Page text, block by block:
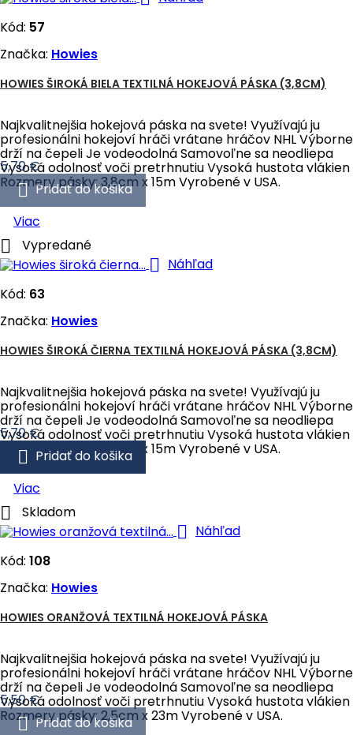
Kód: 57
Značka: Howies
HOWIES ŠIROKÁ BIELA TEXTILNÁ HOKEJOVÁ PÁSKA (3,8CM)
Najkvalitnejšia hokejová páska na svete! Využívajú ju
profesionálni hokejoví hráči vrátane hráčov NHL Výborne
drží na čepeli Je vodeodolná Samovoľne sa neodliepa
Vysoká odolnosť voči pretrhnutiu Vysoká hustota vlákien
Rozmery pásky: 3,8cm x 15m Vyrobené v USA.
Cena
5,70 €
 Pridať do košika
Viac
 Vypredané
 Náhľad
Kód: 63
Značka: Howies
HOWIES ŠIROKÁ ČIERNA TEXTILNÁ HOKEJOVÁ PÁSKA (3,8CM)
Najkvalitnejšia hokejová páska na svete! Využívajú ju
profesionálni hokejoví hráči vrátane hráčov NHL Výborne
drží na čepeli Je vodeodolná Samovoľne sa neodliepa
Vysoká odolnosť voči pretrhnutiu Vysoká hustota vlákien
Rozmery pásky: 3,8cm x 15m Vyrobené v USA.
Cena
5,70 €
 Pridať do košika
Viac
 Skladom
 Náhľad
Kód: 108
Značka: Howies
HOWIES ORANŽOVÁ TEXTILNÁ HOKEJOVÁ PÁSKA
Najkvalitnejšia hokejová páska na svete! Využívajú ju
profesionálni hokejoví hráči vrátane hráčov NHL Výborne
drží na čepeli Je vodeodolná Samovoľne sa neodliepa
Vysoká odolnosť voči pretrhnutiu Vysoká hustota vlákien
Rozmery pásky: 2,5cm x 23m Vyrobené v USA.
Cena
5,50 €
 Pridať do košika